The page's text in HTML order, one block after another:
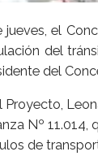
jueves, el
del
del
Nº 11.014,
de